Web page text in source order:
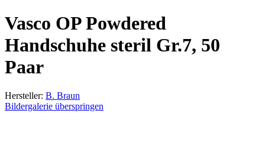
Vasco OP Powdered
Handschuhe steril Gr.7, 50
Paar
Hersteller: B. Braun
Bildergalerie überspringen